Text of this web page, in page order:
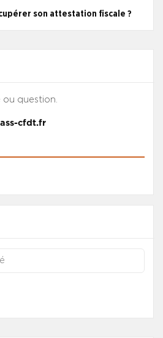
son attestation fiscale ?
question.
cfdt.fr